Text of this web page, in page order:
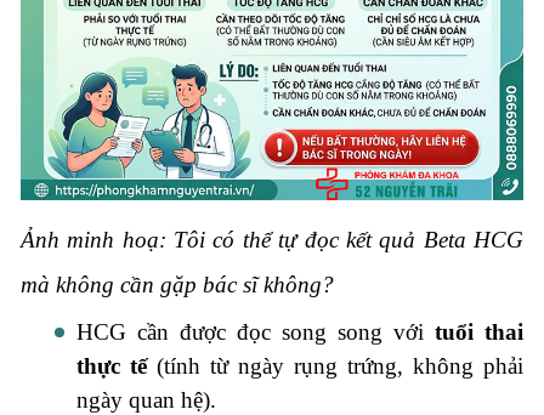
Ảnh minh hoạ: Tôi có thể tự đọc kết quả Beta HCG
mà không cần gặp bác sĩ không?
HCG cần được đọc song song vớituổi thai
thực tế(tính từ ngày rụng trứng, không phải
ngày quan hệ).